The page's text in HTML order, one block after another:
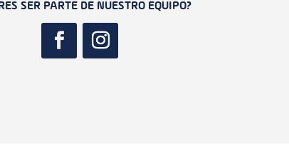
SER PARTE DE NUESTRO EQUIPO?